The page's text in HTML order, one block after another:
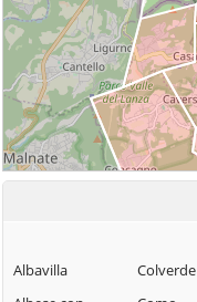
Albavilla
Colverde